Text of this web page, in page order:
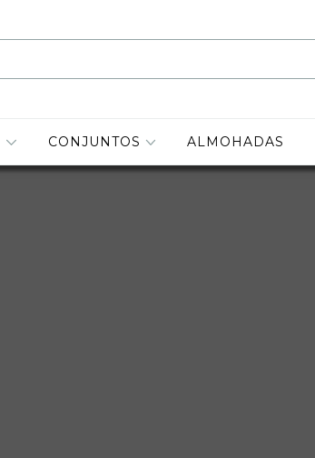
CONJUNTOS ALMOHADAS